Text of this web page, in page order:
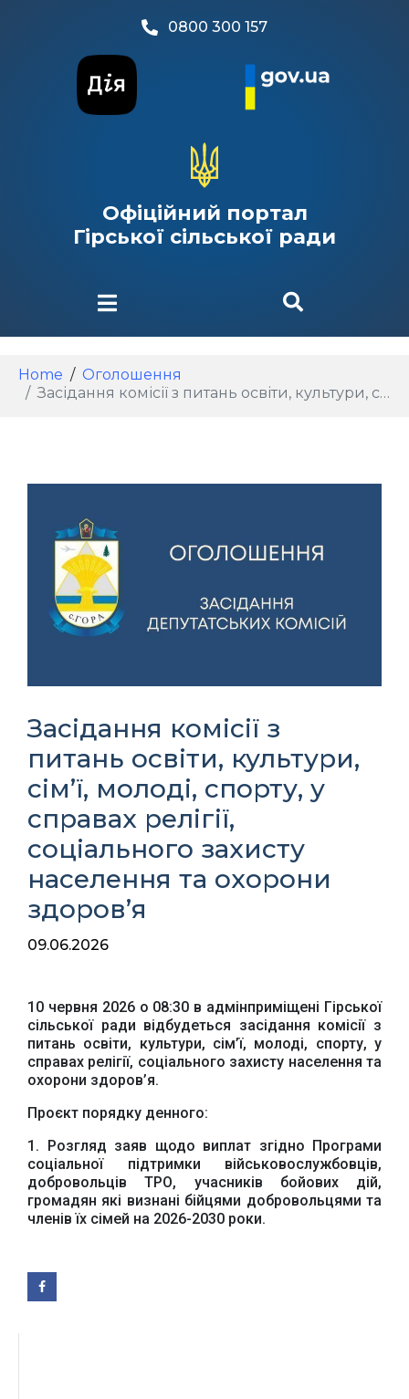
0800 300 157
Офіційний портал
Гірської сільської ради
Home
Оголошення
Засідання комісії з питань освіти, культури, сім’ї, молоді, спорту, у справах релігії, соціального захисту населення та охорони здоров’я
Засідання комісії з
питань освіти, культури,
сім’ї, молоді, спорту, у
справах релігії,
соціального захисту
населення та охорони
здоров’я
09.06.2026
10 червня 2026 о 08:30 в адмінприміщені Гірської
сільської ради відбудеться засідання комісії з
питань освіти, культури, сім’ї, молоді, спорту, у
справах релігії, соціального захисту населення та
охорони здоров’я.
Проєкт порядку денного:
1. Розгляд заяв щодо виплат згідно Програми
соціальної підтримки військовослужбовців,
добровольців ТРО, учасників бойових дій,
громадян які визнані бійцями добровольцями та
членів їх сімей на 2026-2030 роки.
Офіційний веб-сайт
Верховної Ради
України
Офіційне інтернет-
представництво
Президента України